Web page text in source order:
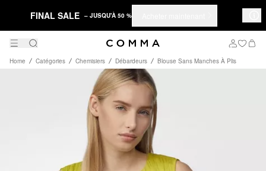
FINAL SALE – JUSQU'À 50 %
Home Catégories Chemisiers Débardeurs Blouse Sans Manches À Plis